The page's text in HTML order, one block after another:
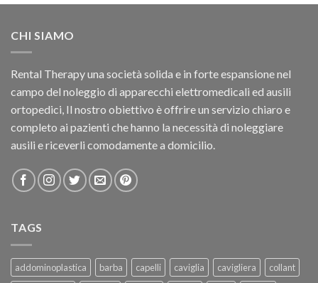
CHI SIAMO
Rental Therapy una società solida e in forte espansione nel
campo del noleggio di apparecchi elettromedicali ed ausili
ortopedici, Il nostro obiettivo è offrire un servizio chiaro e
completo ai pazienti che hanno la necessità di noleggiare
ausili e riceverli comodamente a domicilio.
TAGS
addominoplastica barba capelli caviglia cavigliera
collant